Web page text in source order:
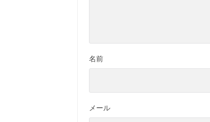
名前
メール